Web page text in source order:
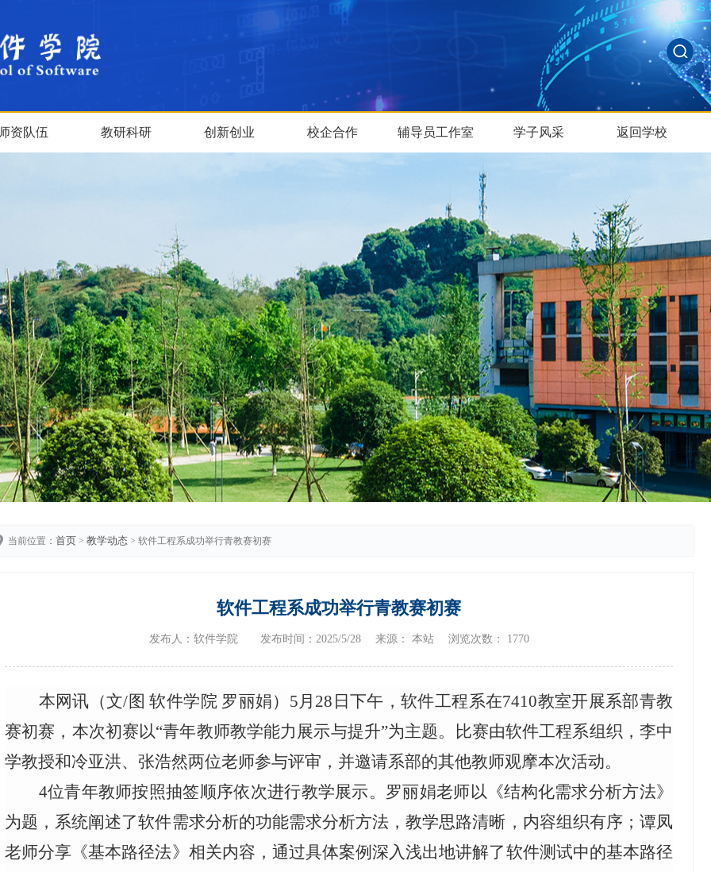
资队伍 教研科研 创新创业 校企合作 辅导员工作室 学子风采 返回学校
当前位置： 首页 > 教学动态 > 软件工程系成功举行青教赛初赛
软件工程系成功举行青教赛初赛
发布人：软件学院 发布时间：2025/5/28 来源： 本站 浏览次数： 1770
本网讯（文/图 软件学院 罗丽娟） 5月 28 日下午，软件工程系在7410教室开展系部青教
赛初赛，本次初赛以“青年教师教学能力展示与提升”为主题。比赛由软件工程系组织，李中
学教授和冷亚洪、张浩然两位老师参与评审，并邀请系部的其他教师观摩本次活动。
4位青年教师按照抽签顺序依次进行教学展示。罗丽娟老师以《结构化需求分析方法》
为题，系统阐述了软件需求分析的功能需求分析方法，教学思路清晰，内容组织有序；谭凤
老师分享《基本路径法》相关内容，通过具体案例深入浅出地讲解了软件测试中的基本路径